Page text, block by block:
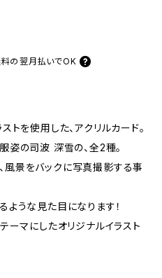
の 翌月払いでOK
トを使用した、アクリルカード。
姿の司波 深雪の、全2種。
風景をバックに写真撮影する事
ような見た目になります！
ーマにしたオリジナルイラスト